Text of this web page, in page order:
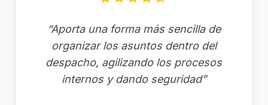
“Aporta una forma más sencilla de
organizar los asuntos dentro del
despacho, agilizando los procesos
internos y dando seguridad”